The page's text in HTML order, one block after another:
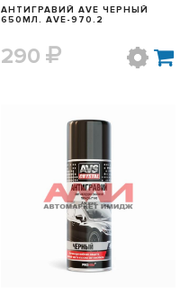
АНТИГРАВИЙ AVE ЧЕРНЫЙ
650МЛ. AVE-970.2
290
БЫСТРЫЙ ПРОСМОТР